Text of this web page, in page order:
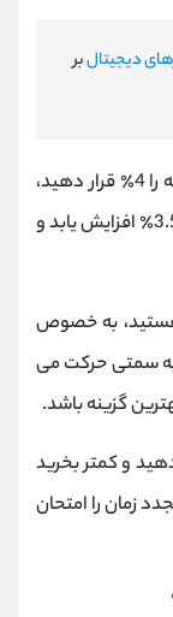
دیجیتالبر
اگر تصمیم دارید نسبت را بهینه کنید و آستانه را 4٪ قرار دهید،
ممکن است این اتفاق بیفتد که دارایی فقط 3.5٪ افزایش یابد و
هستید، به خصوص
به سمتی حرکت می
گزینه باشد.
و کمتر بخرید
زمان را امتحان